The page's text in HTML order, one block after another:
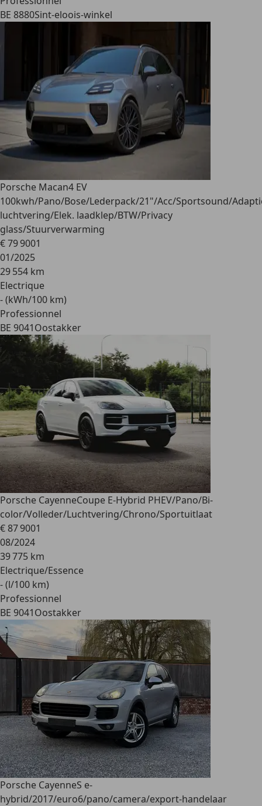
BE 8880Sint-eloois-winkel
Porsche Macan4 EV
100kwh/Pano/Bose/Lederpack/21"/Acc/Sportsound/
luchtvering/Elek. laadklep/BTW/Privacy
glass/Stuurverwarming
€ 79 9001
01/2025
29 554 km
Electrique
- (kWh/100 km)
Professionnel
BE 9041Oostakker
Porsche CayenneCoupe E-Hybrid PHEV/Pano/Bi-
color/Volleder/Luchtvering/Chrono/Sportuitlaat
€ 87 9001
08/2024
39 775 km
Electrique/Essence
- (l/100 km)
Professionnel
BE 9041Oostakker
Porsche CayenneS e-
hybrid/2017/euro6/pano/camera/export-handelaar